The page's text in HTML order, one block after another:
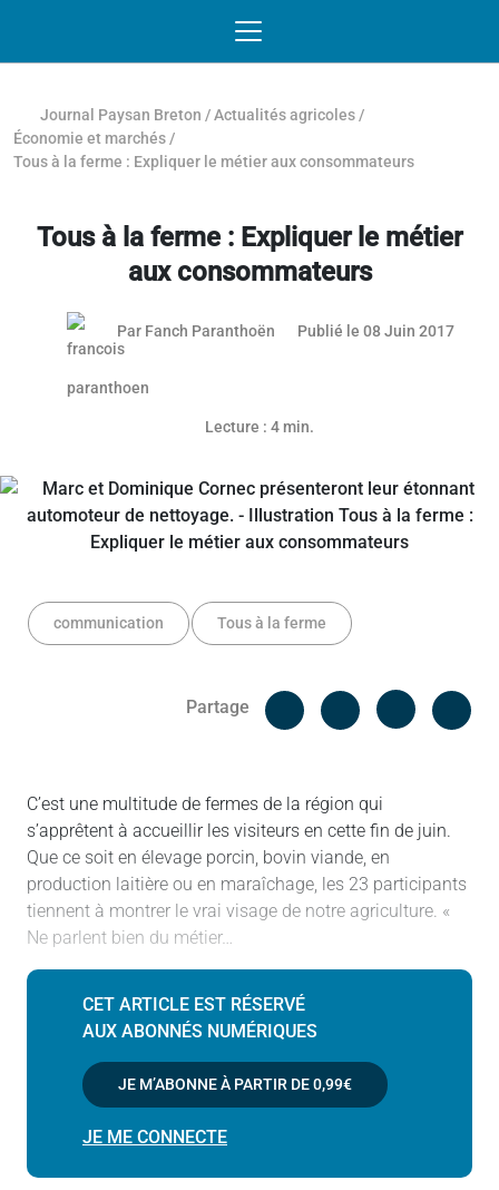
Journal Paysan Breton /Actualités agricoles /
Économie et marchés /
Tous à la ferme : Expliquer le métier aux consommateurs
Tous à la ferme : Expliquer le métier
aux consommateurs
Article réservé aux abonnés
Par Fanch Paranthoën Publié le 08 Juin 201708
Lecture : 4 min.
communication Tous à la ferme
Partage
Facebook
C’est une multitude de fermes de la région qui
s’apprêtent à accueillir les visiteurs en cette fin de juin.
Que ce soit en élevage porcin, bovin viande, en
production laitière ou en maraîchage, les 23 participants
tiennent à montrer le vrai visage de notre agriculture. «
Ne parlent bien du métier…
CET ARTICLE EST RÉSERVÉ
AUX ABONNÉS NUMÉRIQUES
JE M’ABONNE À PARTIR DE0,99€
JE ME CONNECTE